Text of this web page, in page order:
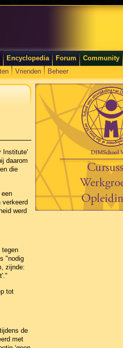
Encyclopedia Forum
Community
Vrienden Beheer
Institute'
daarom
die
verkeerd
werd
tegen
"nodig
zijnde:
tot
de
met